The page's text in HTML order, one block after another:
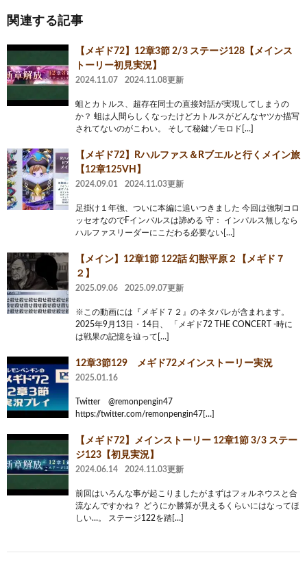
関連する記事
【メギド72】12章3節 2/3 ステージ128【メインス
トーリー初見実況】
2024.11.07 2024.11.08更新
蛆とカトルス、超存在同士の直接対話が実現してしまうの
か？ 蛆は人間らしくなったけどカトルスがどんなヤツか描写
されてないのがこわい。 そして秘鍵ゾモロド[…]
【メギド72】Rハルファス＆Rブエルと行くメイン旅
【12章125VH】
2024.09.01 2024.11.03更新
足掛け１年強、ついに本編に追いつきました 今回は強制コロ
ッセオなのでFインパルスは諦める 守： インパルス無しなら
ハルファスリーダーにこだわる必要ない[…]
【メイン】12章1節 122話 幻獣平原２【メギド７
２】
2025.09.06 2025.09.07更新
※この動画には『メギド７２』のネタバレが含まれます。
2025年9月13日・14日、 「メギド72 THE CONCERT -時に
は戦果の記憶を辿って[…]
12章3節129 メギド72メインストーリー実況
2025.01.16
Twitter @remonpengin47
https://twitter.com/remonpengin47[…]
【メギド72】メインストーリー 12章1節 3/3 ステー
ジ123【初見実況】
2024.06.14 2024.11.03更新
前回はいろんな事が起こりましたがまずはフォルネウスと合
流なんですかね？ どうにか勝算が見えるくらいにはなってほ
しい…。 ステージ122を踏[…]